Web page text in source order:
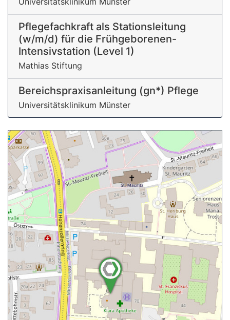
Pflegefachkraft als Stationsleitung
(w/m/d) für die Frühgeborenen-
Intensivstation (Level 1)
Mathias Stiftung
Bereichspraxisanleitung (gn*) Pflege
Universitätsklinikum Münster